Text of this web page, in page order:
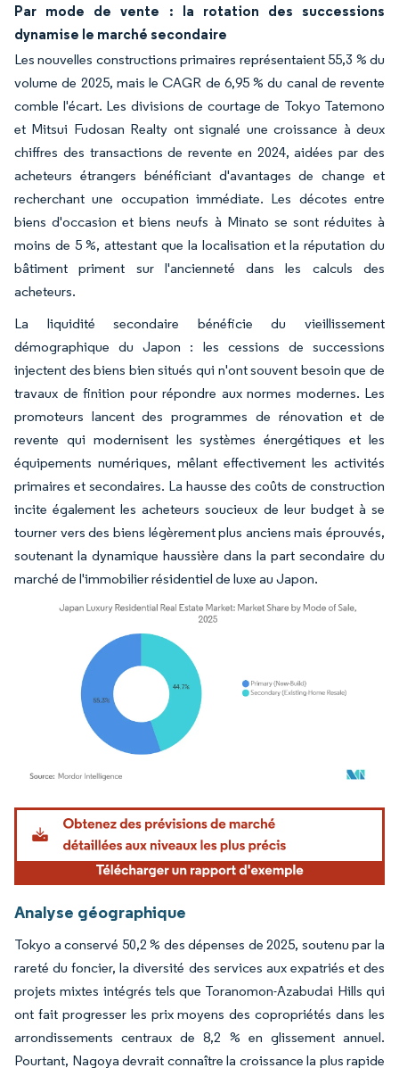
Par mode de vente : la rotation des successions
dynamise le marché secondaire
Les nouvelles constructions primaires représentaient 55,3 % du
volume de 2025, mais le CAGR de 6,95 % du canal de revente
comble l'écart. Les divisions de courtage de Tokyo Tatemono
et Mitsui Fudosan Realty ont signalé une croissance à deux
chiffres des transactions de revente en 2024, aidées par des
acheteurs étrangers bénéficiant d'avantages de change et
recherchant une occupation immédiate. Les décotes entre
biens d'occasion et biens neufs à Minato se sont réduites à
moins de 5 %, attestant que la localisation et la réputation du
bâtiment priment sur l'ancienneté dans les calculs des
acheteurs.
La liquidité secondaire bénéficie du vieillissement
démographique du Japon : les cessions de successions
injectent des biens bien situés qui n'ont souvent besoin que de
travaux de finition pour répondre aux normes modernes. Les
promoteurs lancent des programmes de rénovation et de
revente qui modernisent les systèmes énergétiques et les
équipements numériques, mêlant effectivement les activités
primaires et secondaires. La hausse des coûts de construction
incite également les acheteurs soucieux de leur budget à se
tourner vers des biens légèrement plus anciens mais éprouvés,
soutenant la dynamique haussière dans la part secondaire du
marché de l'immobilier résidentiel de luxe au Japon.
Image © Mordor Intelligence. La réutilisation nécessite une attribution sous CC BY
Analyse géographique
Tokyo a conservé 50,2 % des dépenses de 2025, soutenu par la
rareté du foncier, la diversité des services aux expatriés et des
projets mixtes intégrés tels que Toranomon-Azabudai Hills qui
ont fait progresser les prix moyens des copropriétés dans les
arrondissements centraux de 8,2 % en glissement annuel.
Pourtant, Nagoya devrait connaître la croissance la plus rapide